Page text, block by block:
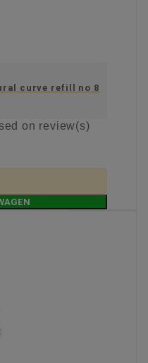
curve refill no 8
on review(s)